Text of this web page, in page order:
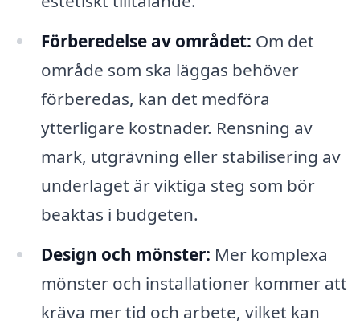
Förberedelse av området: Om det
område som ska läggas behöver
förberedas, kan det medföra
ytterligare kostnader. Rensning av
mark, utgrävning eller stabilisering av
underlaget är viktiga steg som bör
beaktas i budgeten.
Design och mönster: Mer komplexa
mönster och installationer kommer att
kräva mer tid och arbete, vilket kan